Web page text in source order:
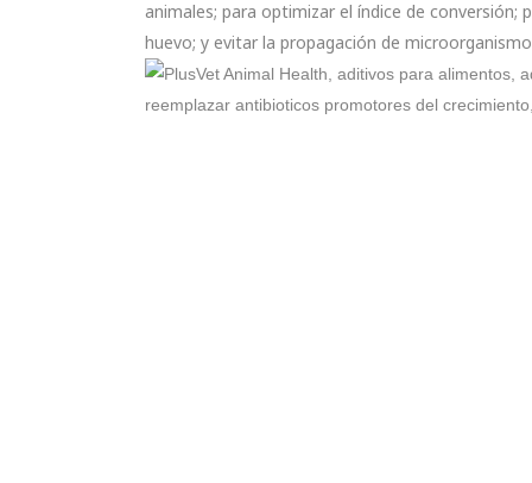
animales; para optimizar el índice de
huevo; y evitar la propagación de